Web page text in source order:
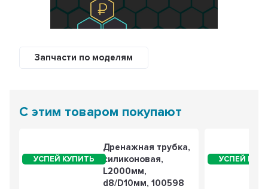
Запчасти по моделям
С этим товаром покупают
Дренажная трубка,
силиконовая,
L2000мм,
d8/D10мм, 100598